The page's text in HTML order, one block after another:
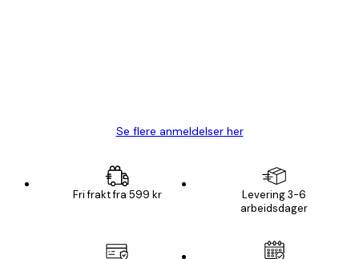
Se flere anmeldelser her
Fri frakt fra 599 kr
Levering 3-6
arbeidsdager